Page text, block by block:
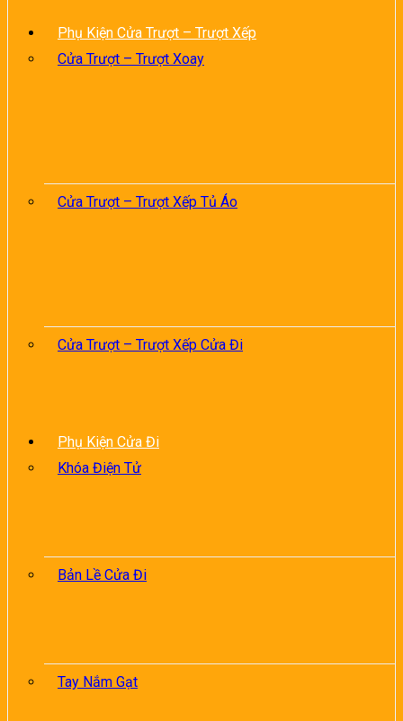
Phụ Kiện Cửa Trượt – Trượt Xếp
Cửa Trượt – Trượt Xoay
Cửa Trượt – Trượt Xếp Tủ Áo
Cửa Trượt – Trượt Xếp Cửa Đi
Phụ Kiện Cửa Đi
Khóa Điện Tử
Bản Lề Cửa Đi
Tay Nắm Gạt